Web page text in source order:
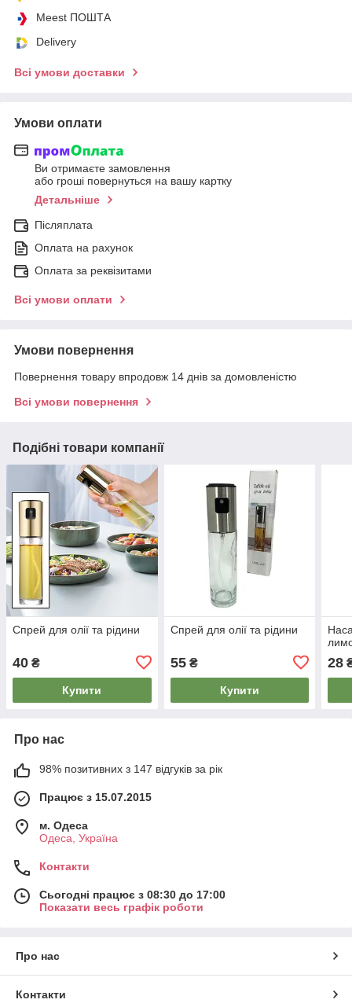
Meest ПОШТА
Delivery
Всі умови доставки
Умови оплати
Ви отримаєте замовлення
або гроші повернуться на вашу картку
Детальніше
Післяплата
Оплата на рахунок
Оплата за реквізитами
Всі умови оплати
Умови повернення
Повернення товару впродовж 14 днів за домовленістю
Всі умови повернення
Подібні товари компанії
Спрей для олії та рідини
40 ₴
Купити
Спрей для олії та рідини
55₴
Купити
28
Про нас
98% позитивних з 147 відгуків за рік
Працює з 15.07.2015
м. Одеса
Одеса, Україна
Контакти
Сьогодні працює з 08:30 до 17:00
Показати весь графік роботи
Про нас
Контакти